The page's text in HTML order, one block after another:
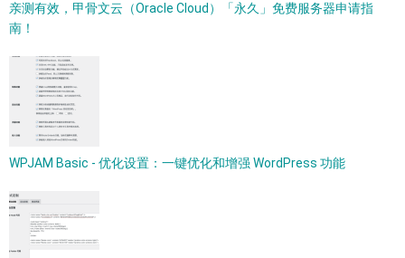
亲测有效，甲骨文云（Oracle Cloud）「永久」免费服务器申请指
南！
WPJAM Basic - 优化设置：一键优化和增强 WordPress 功能